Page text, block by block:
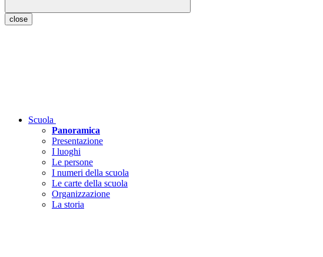
close
Scuola
Panoramica
Presentazione
I luoghi
Le persone
I numeri della scuola
Le carte della scuola
Organizzazione
La storia